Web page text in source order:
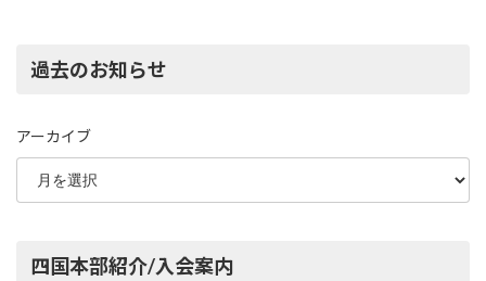
過去のお知らせ
アーカイブ
四国本部紹介/入会案内